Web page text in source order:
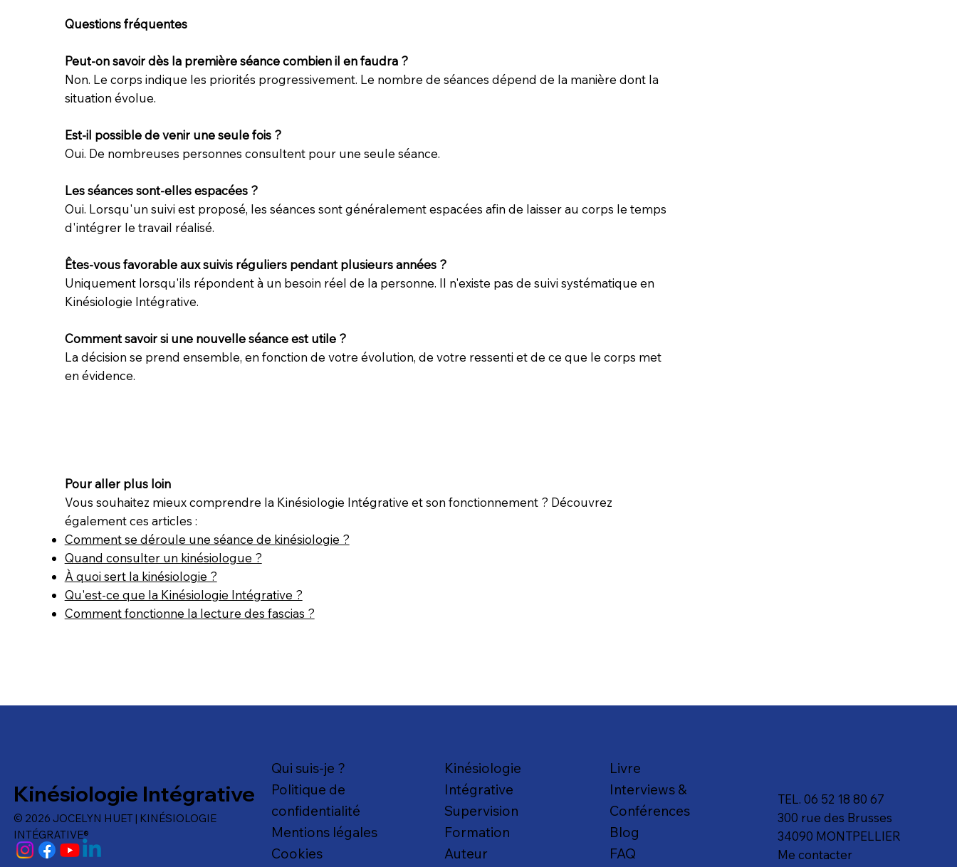
Questions fréquentes
Peut-on savoir dès la première séance combien il en faudra ?
Non. Le corps indique les priorités progressivement. Le nombre de séances dépend de la manière dont la
situation évolue.
Est-il possible de venir une seule fois ?
Oui. De nombreuses personnes consultent pour une seule séance.
Les séances sont-elles espacées ?
Oui. Lorsqu'un suivi est proposé, les séances sont généralement espacées afin de laisser au corps le temps
d'intégrer le travail réalisé.
Êtes-vous favorable aux suivis réguliers pendant plusieurs années ?
Uniquement lorsqu'ils répondent à un besoin réel de la personne. Il n'existe pas de suivi systématique en
Kinésiologie Intégrative.
Comment savoir si une nouvelle séance est utile ?
La décision se prend ensemble, en fonction de votre évolution, de votre ressenti et de ce que le corps met
en évidence.
Pour aller plus loin
Vous souhaitez mieux comprendre la Kinésiologie Intégrative et son fonctionnement ? Découvrez
également ces articles :
Comment se déroule une séance de kinésiologie ?
Quand consulter un kinésiologue ?
À quoi sert la kinésiologie ?
Qu'est-ce que la Kinésiologie Intégrative ?
Comment fonctionne la lecture des fascias ?
Kinésiologie Intégrative
© 2026 JOCELYN HUET | KINÉSIOLOGIE
INTÉGRATIVE®
Qui suis-je ?
Politique de
confidentialité
Mentions légales
Cookies
Kinésiologie
Intégrative
Supervision
Formation
Auteur
Livre
Interviews &
Conférences
Blog
FAQ
TEL. 06 52 18 80 67
300 rue des Brusses
34090 MONTPELLIER
Me contacter